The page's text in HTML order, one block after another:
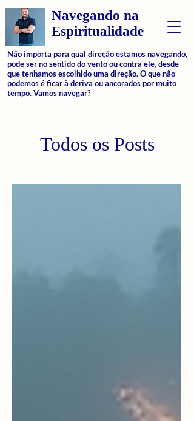
Navegando na
Espiritualidade
Não importa para qual direção estamos navegando,
pode ser no sentido do vento ou contra ele, desde
que tenhamos escolhido uma direção. O que não
podemos é ficar à deriva ou ancorados por muito
tempo. Vamos navegar?
Todos os Posts